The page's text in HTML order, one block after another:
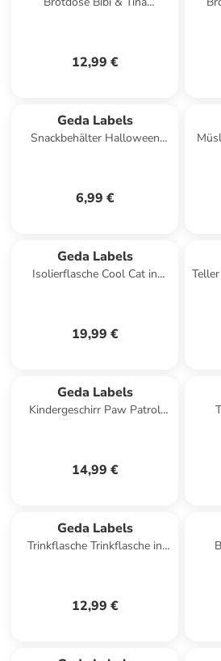
12,99 €
Geda Labels
Snackbehälter Halloween
6,99 €
Geda Labels
Isolierflasche Cool Cat in
19,99 €
Geda Labels
Kindergeschirr Paw Patrol
14,99 €
Geda Labels
Trinkflasche Trinkflasche in
12,99 €